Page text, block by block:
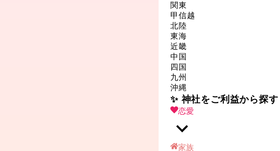
関東
甲信越
北陸
東海
近畿
中国
四国
九州
沖縄
✨ 神社をご利益から探す
恋愛
家族